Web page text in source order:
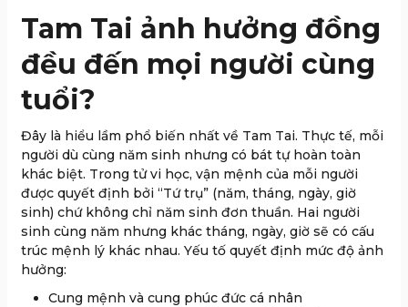
Tam Tai ảnh hưởng đồng
đều đến mọi người cùng
tuổi?
Đây là hiểu lầm phổ biến nhất về Tam Tai. Thực tế, mỗi
người dù cùng năm sinh nhưng có bát tự hoàn toàn
khác biệt. Trong tử vi học, vận mệnh của mỗi người
được quyết định bởi “Tứ trụ” (năm, tháng, ngày, giờ
sinh) chứ không chỉ năm sinh đơn thuần. Hai người
sinh cùng năm nhưng khác tháng, ngày, giờ sẽ có cấu
trúc mệnh lý khác nhau. Yếu tố quyết định mức độ ảnh
hưởng:
Cung mệnh và cung phúc đức cá nhân